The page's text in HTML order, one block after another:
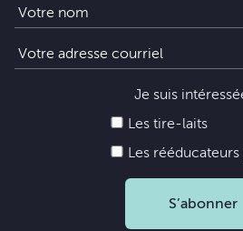
Je suis
Les tire-laits
Les
S’abonner